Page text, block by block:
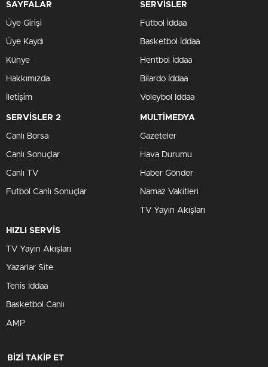
SAYFALAR
Üye Girişi
Üye Kaydı
Künye
Hakkımızda
İletişim
SERVİSLER
Futbol İddaa
Basketbol İddaa
Hentbol İddaa
Bilardo İddaa
Voleybol İddaa
SERVİSLER 2
Canlı Borsa
Canlı Sonuçlar
Canlı TV
Futbol Canlı Sonuçlar
MULTİMEDYA
Gazeteler
Hava Durumu
Haber Gönder
Namaz Vakitleri
TV Yayın Akışları
HIZLI SERVİS
TV Yayın Akışları
Yazarlar Site
Tenis İddaa
Basketbol Canlı
AMP
BİZİ TAKİP ET